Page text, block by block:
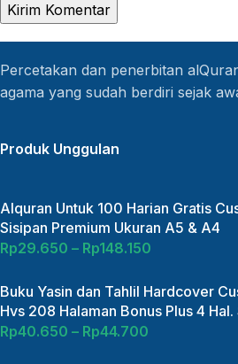
Percetakan dan penerbitan
agama yang sudah berdiri sejak
Produk Unggulan
Alquran Untuk 100 Harian Gratis
Sisipan Premium Ukuran A5 & A4
Rp29.650 – Rp148.150
Buku Yasin dan Tahlil Hardcover
Hvs 208 Halaman Bonus Plus 4 Hal.
Rp40.650 – Rp44.700